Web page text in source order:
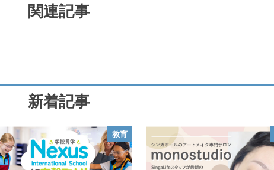
関連記事
新着記事
教育